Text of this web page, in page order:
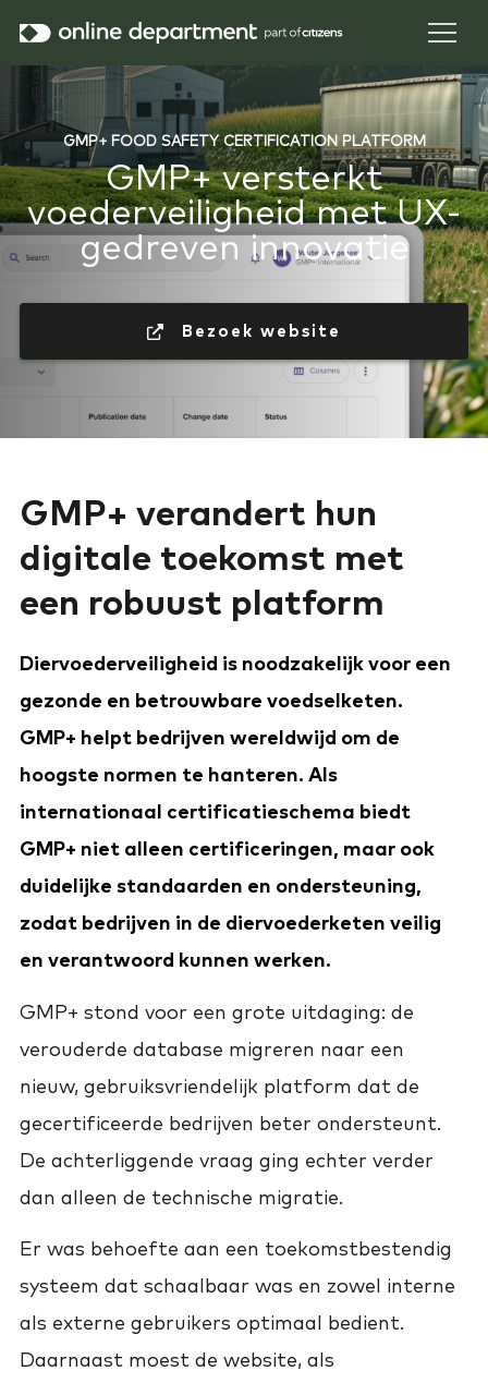
GMP+ FOOD SAFETY CERTIFICATION PLATFORM
GMP+ versterkt
voederveiligheid met UX-
gedreven innovatie
Bezoek website
GMP+ verandert hun
digitale toekomst met
een robuust platform
Diervoederveiligheid is noodzakelijk voor een
gezonde en betrouwbare voedselketen.
GMP+ helpt bedrijven wereldwijd om de
hoogste normen te hanteren. Als
internationaal certificatieschema biedt
GMP+ niet alleen certificeringen, maar ook
duidelijke standaarden en ondersteuning,
zodat bedrijven in de diervoederketen veilig
en verantwoord kunnen werken.
GMP+ stond voor een grote uitdaging: de
verouderde database migreren naar een
nieuw, gebruiksvriendelijk platform dat de
gecertificeerde bedrijven beter ondersteunt.
De achterliggende vraag ging echter verder
dan alleen de technische migratie.
Er was behoefte aan een toekomstbestendig
systeem dat schaalbaar was en zowel interne
als externe gebruikers optimaal bedient.
Daarnaast moest de website, als